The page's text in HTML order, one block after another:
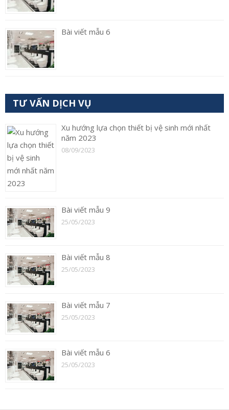
Bài viết mẫu 6
TƯ VẤN DỊCH VỤ
Xu hướng lựa chọn thiết bị vệ sinh mới nhất
năm 2023
08/09/2023
Bài viết mẫu 9
25/05/2023
Bài viết mẫu 8
25/05/2023
Bài viết mẫu 7
25/05/2023
Bài viết mẫu 6
25/05/2023